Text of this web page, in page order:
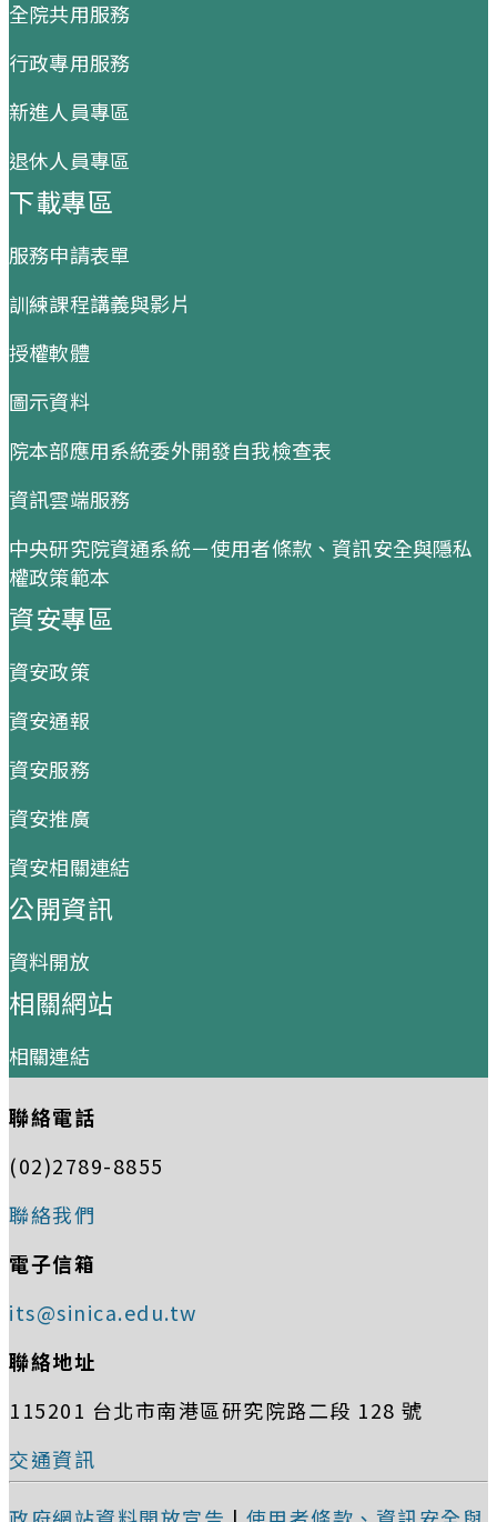
全院共用服務
行政專用服務
新進人員專區
退休人員專區
下載專區
服務申請表單
訓練課程講義與影片
授權軟體
圖示資料
院本部應用系統委外開發自我檢查表
資訊雲端服務
中央研究院資通系統－使用者條款、資訊安全與隱私
權政策範本
資安專區
資安政策
資安通報
資安服務
資安推廣
資安相關連結
公開資訊
資料開放
相關網站
相關連結
聯絡電話
(02)2789-8855
聯絡我們
電子信箱
its@sinica.edu.tw
聯絡地址
115201 台北市南港區研究院路二段 128 號
交通資訊